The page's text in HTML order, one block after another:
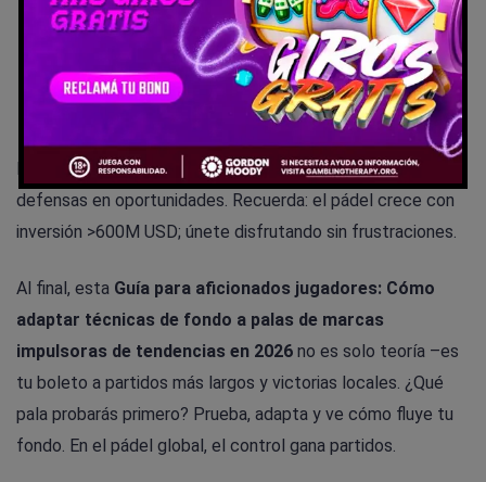
reduce reacción 20% sin flexión de piernas.
Adapta globalmente: En torneos FIP, saques con pie
en línea; peloteo 3 min. Para amateurs, enfócate en
transición a volea.
Estos ajustes, alineados con marcas top, transforman
defensas en oportunidades. Recuerda: el pádel crece con
inversión >600M USD; únete disfrutando sin frustraciones.
Al final, esta Guía para aficionados jugadores: Cómo
adaptar técnicas de fondo a palas de marcas
impulsoras de tendencias en 2026 no es solo teoría –es
tu boleto a partidos más largos y victorias locales. ¿Qué
pala probarás primero? Prueba, adapta y ve cómo fluye tu
fondo. En el pádel global, el control gana partidos.